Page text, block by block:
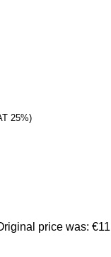
25%)
price was: